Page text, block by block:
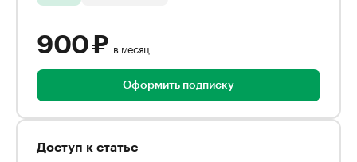
900 ₽ в месяц
Оформить подписку
Доступ к статье